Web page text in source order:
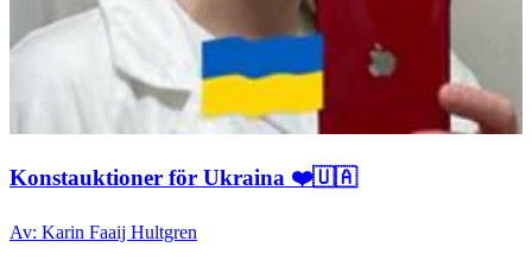
Konstauktioner för Ukraina ❤️🇺🇦
Av: Karin Faaij Hultgren